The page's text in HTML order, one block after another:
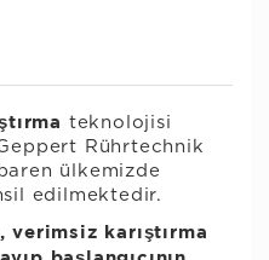
teknolojisi
Rührtechnik
ülkemizde
edilmektedir.
verimsiz karıştırma